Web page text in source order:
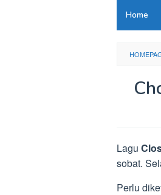
Home
Lagu
sobat.
Perlu